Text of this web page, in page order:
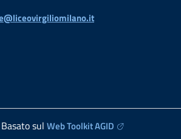
Basato sul Web Toolkit AGID